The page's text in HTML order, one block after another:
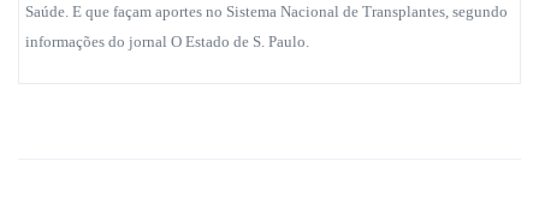
Saúde. E que façam aportes no Sistema Nacional de Transplantes, segundo
informações do jornal O Estado de S. Paulo.